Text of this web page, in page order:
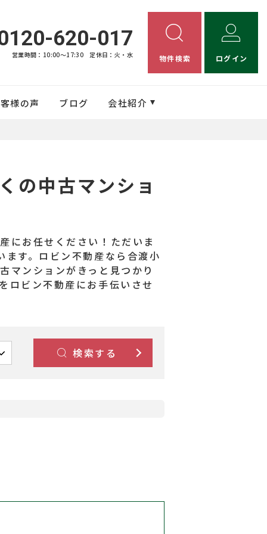
620-017
営業時間：10:00〜17:30 定休日：火・水 物件検索 ログイン
様の声 ブログ 会社紹介
の中古マンショ
にお任せください！ただいま
す。ロビン不動産なら合渡小
マンションがきっと見つかり
ロビン不動産にお手伝いさせ
検索する